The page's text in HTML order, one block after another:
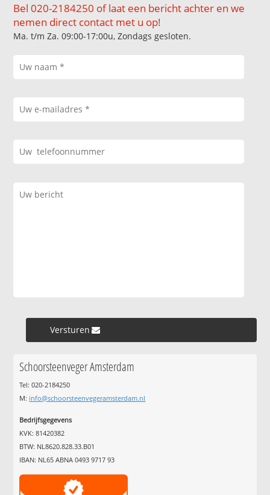
Bel 020-2184250 of laat een bericht achter en we
nemen direct contact met u op!
Ma. t/m Za. 09:00-17:00u, Zondags gesloten.
Versturen »
Schoorsteenveger Amsterdam
Tel: 020-2184250
M: info@schoorsteenvegeramsterdam.nl
Bedrijfsgegevens
KVK: 81420382
BTW: NL8620.828.33.B01
IBAN: NL65 ABNA 0493 9717 93